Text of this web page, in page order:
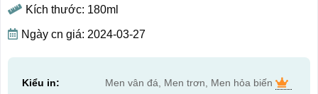
Kích thước: 180ml
Ngày cn giá: 2024-03-27
Kiểu in: Men vân đá, Men trơn, Men hỏa biến